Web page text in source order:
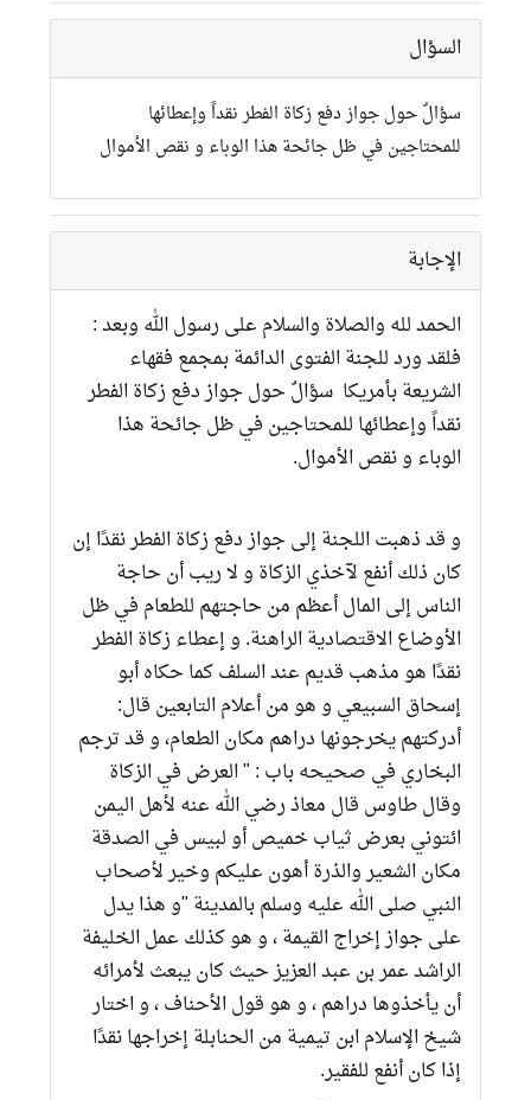
السؤال
سؤالٌ حول جواز دفع زكاة الفطر نقداً وإعطائها
للمحتاجين في ظل جائحة هذا الوباء و نقص الأموال
الإجابة
الحمد لله والصلاة والسلام على رسول الله وبعد :
فلقد ورد للجنة الفتوى الدائمة بمجمع فقهاء
الشريعة بأمريكا سؤالٌ حول جواز دفع زكاة الفطر
نقداً وإعطائها للمحتاجين في ظل جائحة هذا
الوباء و نقص الأموال.
و قد ذهبت اللجنة إلى جواز دفع زكاة الفطر نقدًا إن
كان ذلك أنفع لآخذي الزكاة و لا ريب أن حاجة
الناس إلى المال أعظم من حاجتهم للطعام في ظل
الأوضاع الاقتصادية الراهنة. و إعطاء زكاة الفطر
نقدًا هو مذهب قديم عند السلف كما حكاه أبو
إسحاق السبيعي و هو من أعلام التابعين قال:
أدركتهم يخرجونها دراهم مكان الطعام، و قد ترجم
البخاري في صحيحه باب : " العرض في الزكاة
وقال طاوس قال معاذ رضي الله عنه لأهل اليمن
ائتوني بعرض ثياب خميص أو لبيس في الصدقة
مكان الشعير والذرة أهون عليكم وخير لأصحاب
النبي صلى الله عليه وسلم بالمدينة "و هذا يدل
على جواز إخراج القيمة ، و هو كذلك عمل الخليفة
الراشد عمر بن عبد العزيز حيث كان يبعث لأمرائه
أن يأخذوها دراهم ، و هو قول الأحناف ، و اختار
شيخ الإسلام ابن تيمية من الحنابلة إخراجها نقدًا
إذا كان أنفع للفقير.